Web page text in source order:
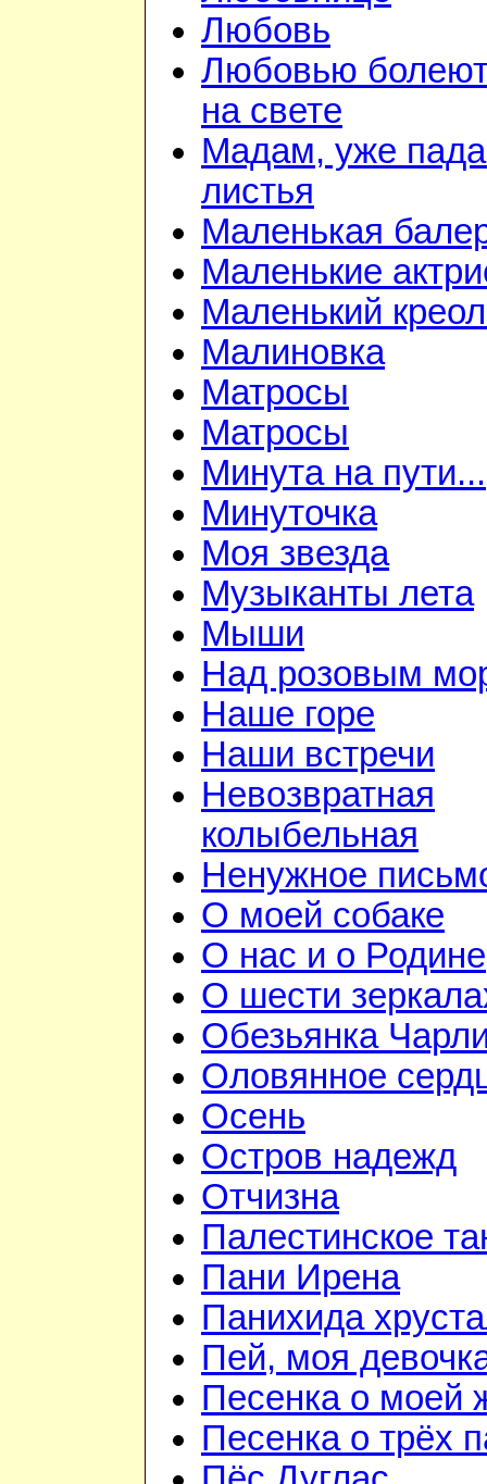
Любовь
Любовью
на свете
Мадам, уже
листья
Маленькая
Маленькие
Маленький
Малиновка
Матросы
Матросы
Минута на пути...
Минуточка
Моя звезда
Музыканты лета
Мыши
Над розовым
Наше горе
Наши встречи
Невозвратная
колыбельная
Ненужное
О моей собаке
О нас и о Родине
О шести
Обезьянка
Оловянное
Осень
Остров надежд
Отчизна
Палестинское
Пани Ирена
Панихида
Пей, моя
Песенка о моей
Песенка о трёх